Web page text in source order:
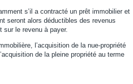
s’il a contracté un prêt immobilier et
seront alors déductibles des revenus
sur le revenu à payer.
l’acquisition de la nue-propriété
de la pleine propriété au terme